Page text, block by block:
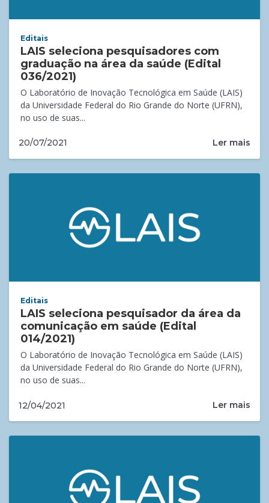
Editais
LAIS seleciona pesquisadores com
graduação na área da saúde (Edital
036/2021)
O Laboratório de Inovação Tecnológica em Saúde (LAIS)
da Universidade Federal do Rio Grande do Norte (UFRN),
no uso de suas...
20/07/2021 Ler mais
Editais
LAIS seleciona pesquisador da área da
comunicação em saúde (Edital
014/2021)
O Laboratório de Inovação Tecnológica em Saúde (LAIS)
da Universidade Federal do Rio Grande do Norte (UFRN),
no uso de suas...
12/04/2021 Ler mais